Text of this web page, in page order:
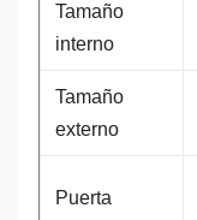
Tamaño
interno
Tamaño
externo
Puerta